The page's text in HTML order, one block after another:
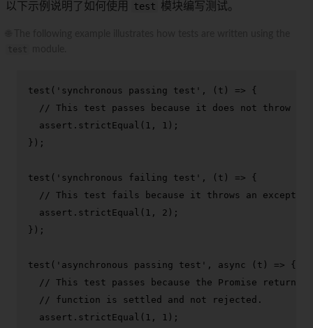
以下示例说明了如何使用 test 模块编写测试。
test ( 'synchronous passing test' , ( t ) => {
// This test passes because it does not throw an
  assert.
strictEqual ( 1 , 1 );
});
test ( 'synchronous failing test' , ( t ) => {
// This test fails because it throws an
  assert.
strictEqual ( 1 , 2 );
});
test ( 'asynchronous passing test' , async
(t) => {
// This test passes because the Promise returned
// function is settled and not rejected.
  assert.
strictEqual ( 1 , 1 );